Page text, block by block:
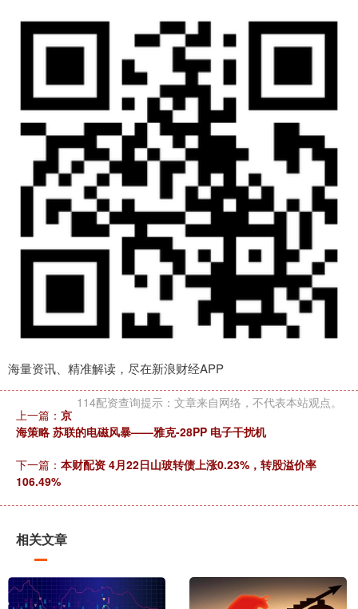
海量资讯、精准解读，尽在新浪财经APP
114配资查询提示：文章来自网络，不代表本站观点。
上一篇： 京
海策略 苏联的电磁风暴——雅克-28PP 电子干扰机
下一篇： 本财配资 4月22日山玻转债上涨0.23%，转股溢价率
106.49%
相关文章